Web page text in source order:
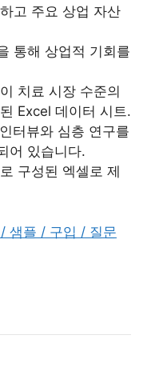
고 주요 상업 자산
통해 상업적 기회를
치료 시장 수준의
Excel 데이터 시트.
터뷰와 심층 연구를
어 있습니다.
구성된 엑셀로 제
샘플 / 구입 / 질문